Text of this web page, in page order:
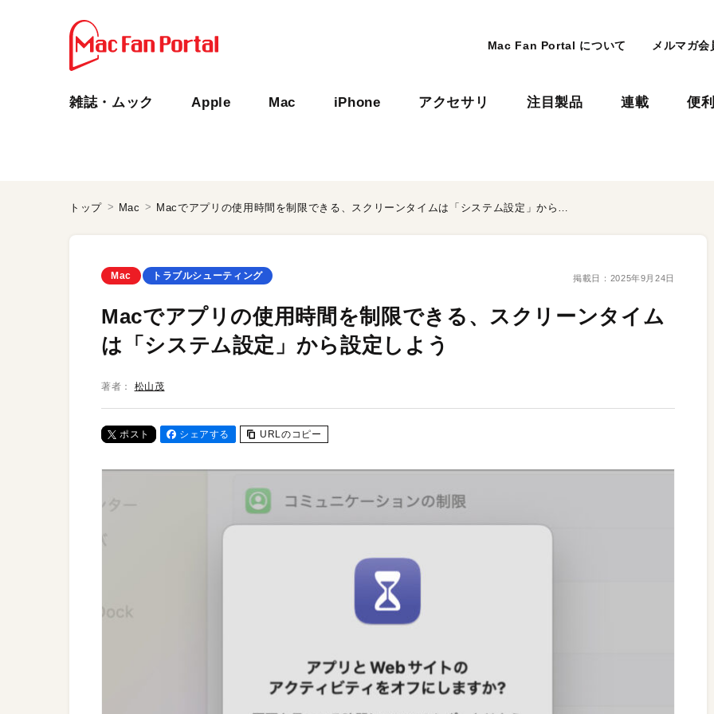
Mac Fan Portal について メルマガ会
雑誌・ムック Apple Mac iPhone アクセサリ 注目製品 連載 便
トップ Mac Macでアプリの使用時間を制限できる、スクリーンタイムは「システム設定」から設定しよう
Mac トラブルシューティング 掲載日： 2025年9月24日
Macでアプリの使用時間を制限できる、スクリーンタイム
は「システム設定」から設定しよう
著者： 松山茂
ポスト シェアする URLのコピー